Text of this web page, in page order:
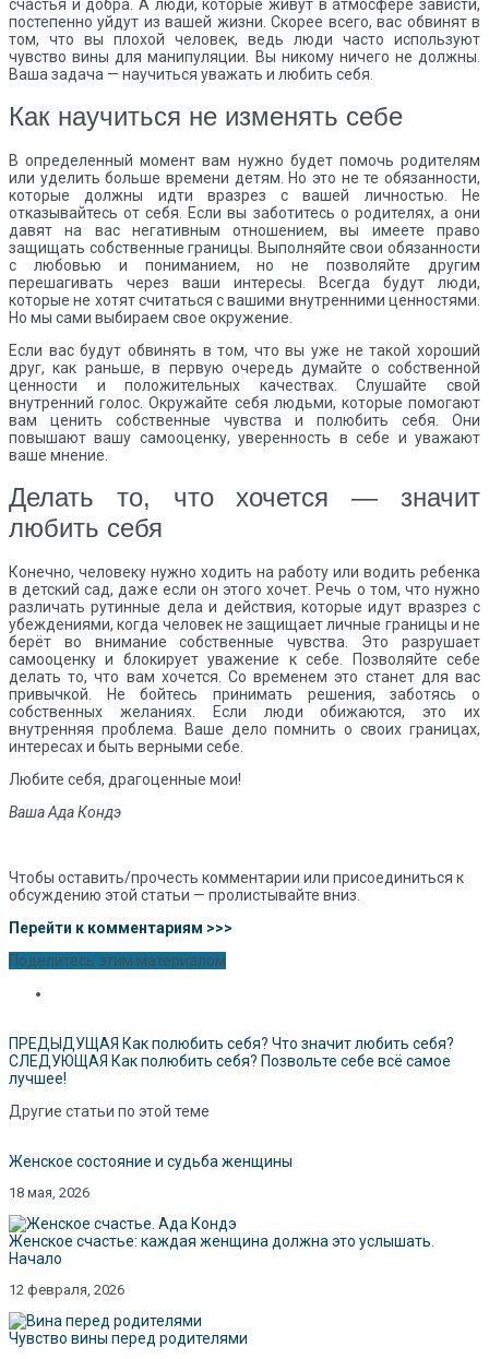
счастья и добра. А люди, которые живут в атмосфере зависти,
постепенно уйдут из вашей жизни. Скорее всего, вас обвинят в
том, что вы плохой человек, ведь люди часто используют
чувство вины для манипуляции. Вы никому ничего не должны.
Ваша задача — научиться уважать и любить себя.
Как научиться не изменять себе
В определенный момент вам нужно будет помочь родителям
или уделить больше времени детям. Но это не те обязанности,
которые должны идти вразрез с вашей личностью. Не
отказывайтесь от себя. Если вы заботитесь о родителях, а они
давят на вас негативным отношением, вы имеете право
защищать собственные границы. Выполняйте свои обязанности
с любовью и пониманием, но не позволяйте другим
перешагивать через ваши интересы. Всегда будут люди,
которые не хотят считаться с вашими внутренними ценностями.
Но мы сами выбираем свое окружение.
Если вас будут обвинять в том, что вы уже не такой хороший
друг, как раньше, в первую очередь думайте о собственной
ценности и положительных качествах. Слушайте свой
внутренний голос. Окружайте себя людьми, которые помогают
вам ценить собственные чувства и полюбить себя. Они
повышают вашу самооценку, уверенность в себе и уважают
ваше мнение.
Делать то, что хочется — значит
любить себя
Конечно, человеку нужно ходить на работу или водить ребенка
в детский сад, даже если он этого хочет. Речь о том, что нужно
различать рутинные дела и действия, которые идут вразрез с
убеждениями, когда человек не защищает личные границы и не
берёт во внимание собственные чувства. Это разрушает
самооценку и блокирует уважение к себе. Позволяйте себе
делать то, что вам хочется. Со временем это станет для вас
привычкой. Не бойтесь принимать решения, заботясь о
собственных желаниях. Если люди обижаются, это их
внутренняя проблема. Ваше дело помнить о своих границах,
интересах и быть верными себе.
Любите себя, драгоценные мои!
Ваша Ада Кондэ
Чтобы оставить/прочесть комментарии или присоединиться к
обсуждению этой статьи — пролистывайте вниз.
Перейти к комментариям >>>
Поделитесь этим материалом
ПРЕДЫДУЩАЯ Как полюбить себя? Что значит любить себя?
СЛЕДУЮЩАЯ Как полюбить себя? Позвольте себе всё самое
лучшее!
Другие статьи по этой теме
Женское состояние и судьба женщины
18 мая, 2026
Женское счастье: каждая женщина должна это услышать.
Начало
12 февраля, 2026
Чувство вины перед родителями